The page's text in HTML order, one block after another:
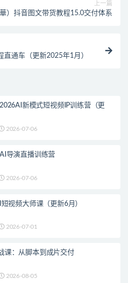
上一篇
）抖音图文带货教程15.0交付体系
直通车（更新2025年1月）
新模式短视频IP训练营（更
2026-07-06
导演直播训练营
2026-07-06
视频大师课（更新6月）
2026-07-01
课：从脚本到成片交付
2026-08-05